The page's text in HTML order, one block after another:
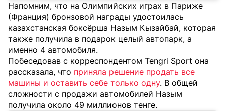
Напомним, что на Олимпийских играх в Париже
(Франция) бронзовой награды удостоилась
казахстанская боксёрша Назым Кызайбай, которая
также получила в подарок целый автопарк, а
именно 4 автомобиля.
Побеседовав с корреспондентом Tengri Sport она
рассказала, что приняла решение продать все
машины и оставить себе только одну. В общей
сложности с продажи автомобилей Назым
получила около 49 миллионов тенге.